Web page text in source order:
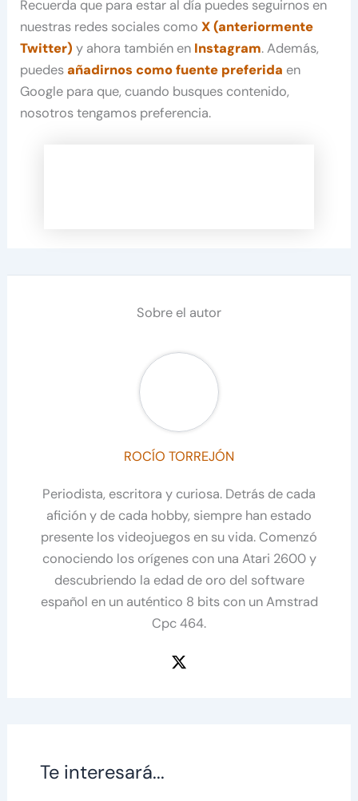
Recuerda que para estar al día puedes seguirnos en
nuestras redes sociales comoX (anteriormente
Twitter) y ahora también en Instagram. Además,
puedesañadirnos como fuente preferida en
Google para que, cuando busques contenido,
nosotros tengamos preferencia.
Sobre el autor
ROCÍO TORREJÓN
Periodista, escritora y curiosa. Detrás de cada
afición y de cada hobby, siempre han estado
presente los videojuegos en su vida. Comenzó
conociendo los orígenes con una Atari 2600 y
descubriendo la edad de oro del software
español en un auténtico 8 bits con un Amstrad
Cpc 464.
Te interesará...